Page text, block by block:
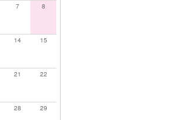
7 8
14 15
21 22
28 29